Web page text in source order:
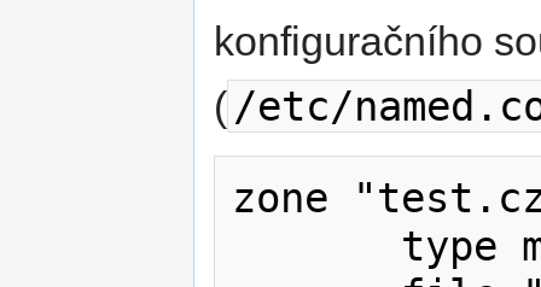
konfiguračního
( /etc/
zone